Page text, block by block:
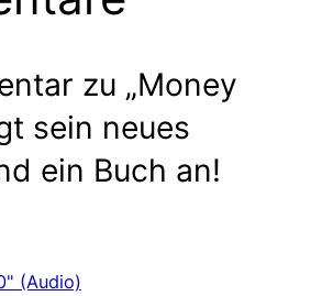
zu „Money
sein neues
ein Buch an!
(Audio)